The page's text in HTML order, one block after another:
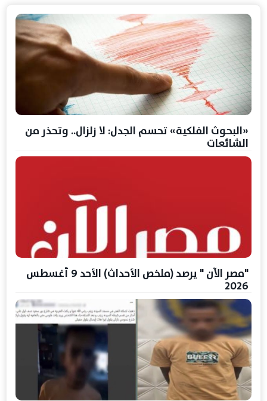
«البحوث الفلكية» تحسم الجدل: لا زلزال.. وتحذر من
الشائعات
"مصر الآن " يرصد (ملخص الأحداث) الأحد 9 أغسطس
2026